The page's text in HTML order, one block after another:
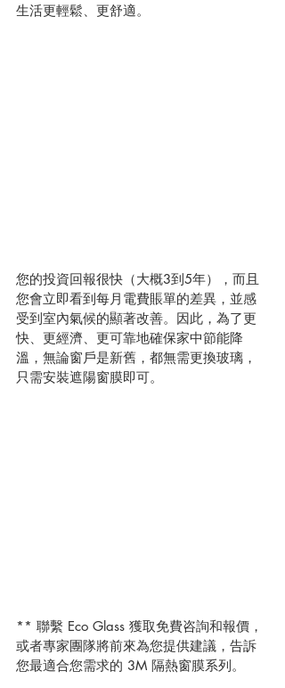
生活更輕鬆、更舒適。
您的投資回報很快（大概3到5年），而且
您會立即看到每月電費賬單的差異，並感
受到室內氣候的顯著改善。因此，為了更
快、更經濟、更可靠地確保家中節能降
溫，無論窗戶是新舊，都無需更換玻璃，
只需安裝遮陽窗膜即可。
** 聯繫 Eco Glass 獲取免費咨詢和報價，
或者專家團隊將前來為您提供建議，告訴
您最適合您需求的 3M 隔熱窗膜系列。